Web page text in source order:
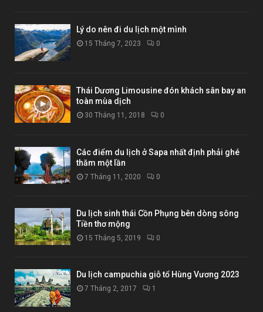
Lý do nên đi du lịch một mình
15 Tháng 7, 2023 0
Thái Dương Limousine đón khách sân bay an
toàn mùa dịch
30 Tháng 11, 2018 0
Các điểm du lịch ở Sapa nhất định phải ghé
thăm một lần
7 Tháng 11, 2020 0
Du lịch sinh thái Cồn Phụng bên dòng sông
Tiền thơ mộng
15 Tháng 5, 2019 0
Du lịch campuchia giỗ tổ Hùng Vương 2023
7 Tháng 2, 2017 1